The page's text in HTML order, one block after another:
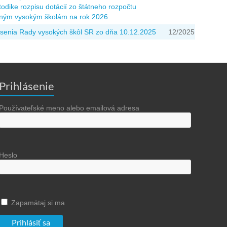
rozpisu dotácií zo štátneho rozpočtu
vysokým školám na rok 2026
Rady vysokých škôl SR zo dňa 10.12.2025 12/2025
Prihlásenie
Používateľské meno alebo emailová adresa
Heslo
Zapamätaj si ma